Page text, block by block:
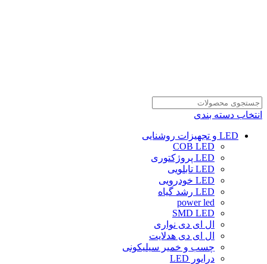
انتخاب دسته بندی
LED و تجهیزات روشنایی
COB LED
LED پروژکتوری
LED تابلویی
LED خودرویی
LED رشد گیاه
power led
SMD LED
ال ای دی نواری
ال ای دی هدلایت
چسب و خمیر سیلیکونی
درایور LED